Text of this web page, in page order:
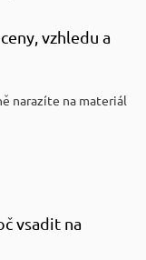
vzhledu a
narazíte na materiál
vsadit na